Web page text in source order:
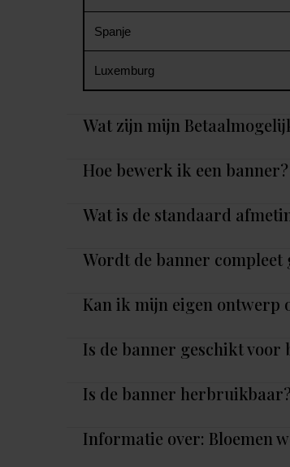
Spanje
Luxemburg
Wat zijn mijn
Hoe bewerk ik een banner?
Wat is de standaard
Wordt de banner compleet
Kan ik mijn eigen ontwerp
Is de banner geschikt voor
Is de banner herbruikbaar?
Informatie over: Bloemen